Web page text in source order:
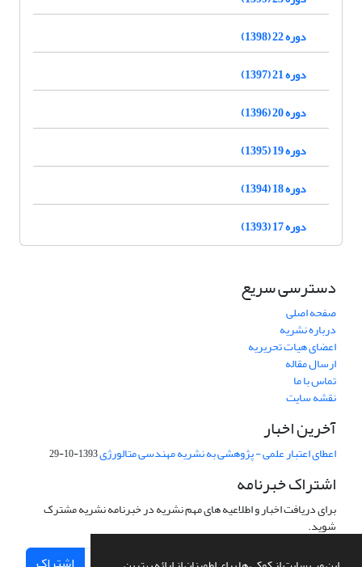
دوره 22 (1398)
دوره 21 (1397)
دوره 20 (1396)
دوره 19 (1395)
دوره 18 (1394)
دوره 17 (1393)
دسترسی سریع
صفحه اصلی
درباره نشریه
اعضای هیات تحریریه
ارسال مقاله
تماس با ما
نقشه سایت
آخرین اخبار
اعطای اعتبار علمی - پژوهشی به نشریه مهندسی متالورژی1393-10-29
اشتراک خبرنامه
برای دریافت اخبار و اطلاعیه های مهم نشریه در خبرنامه نشریه مشترک
شوید.